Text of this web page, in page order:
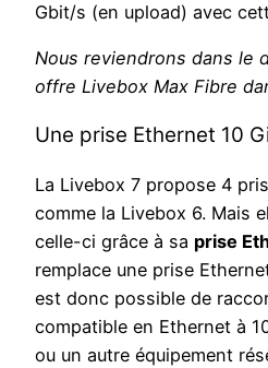
Gbit/s (en upload) avec
Nous reviendrons dans le
offre Livebox Max Fibre
Une prise Ethernet 10
La Livebox 7 propose 4
comme la Livebox 6. Mais
celle-ci grâce à sa prise
remplace une prise
est donc possible de
compatible en Ethernet à
ou un autre équipement